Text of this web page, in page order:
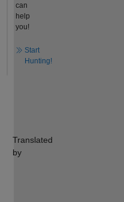
can
help
you!
Start
Hunting!
Translated
by